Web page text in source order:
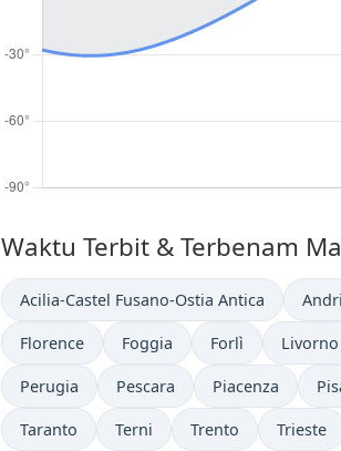
Waktu Terbit & Terbenam
Acilia-Castel Fusano-Ostia Antica
Florence Foggia Forlì Livorno
Perugia Pescara Piacenza
Taranto Terni Trento Trieste